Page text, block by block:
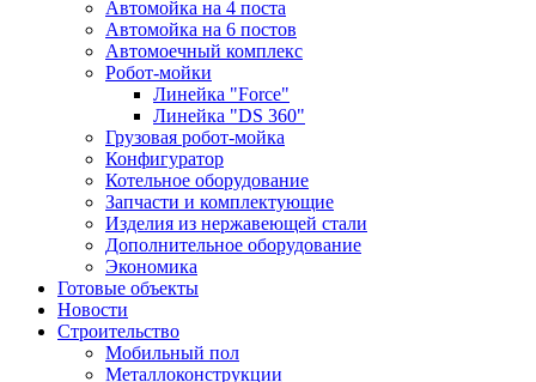
Автомойка на 4 поста
Автомойка на 6 постов
Автомоечный комплекс
Робот-мойки
Линейка "Force"
Линейка "DS 360"
Грузовая робот-мойка
Конфигуратор
Котельное оборудование
Запчасти и комплектующие
Изделия из нержавеющей стали
Дополнительное оборудование
Экономика
Готовые объекты
Новости
Строительство
Мобильный пол
Металлоконструкции